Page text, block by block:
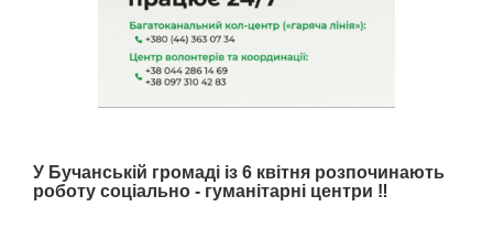
У Бучанській громаді із 6 квітня розпочинають
роботу соціально - гуманітарні центри ‼️